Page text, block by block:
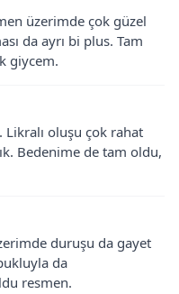
üzerimde çok güzel
da ayrı bi plus. Tam
giycem.
oluşu çok rahat
Bedenime de tam oldu,
duruşu da gayet
da
resmen.